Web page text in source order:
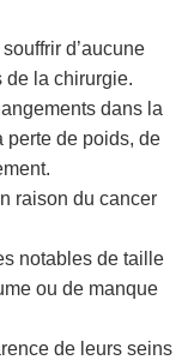
d’aucune
de la chirurgie.
dans la
perte de poids, de
raison du cancer
notables de taille
ou de manque
de leurs seins